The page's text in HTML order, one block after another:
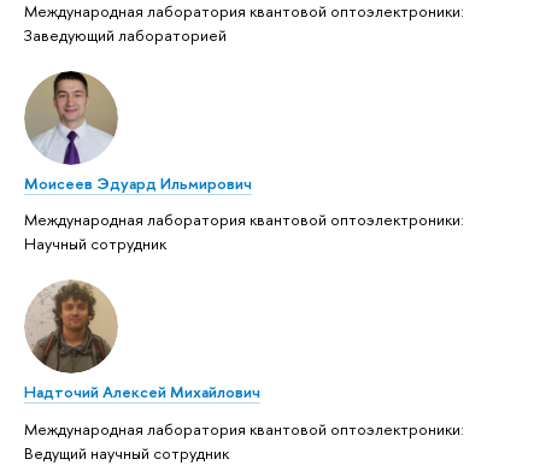
Международная лаборатория квантовой оптоэлектроники:
Заведующий лабораторией
Моисеев Эдуард Ильмирович
Международная лаборатория квантовой оптоэлектроники:
Научный сотрудник
Надточий Алексей Михайлович
Международная лаборатория квантовой оптоэлектроники:
Ведущий научный сотрудник